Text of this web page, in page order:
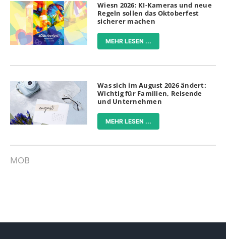
Wiesn 2026: KI-Kameras und neue
Regeln sollen das Oktoberfest
sicherer machen
MEHR LESEN ...
Was sich im August 2026 ändert:
Wichtig für Familien, Reisende
und Unternehmen
MEHR LESEN ...
MOB